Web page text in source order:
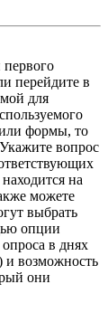
перейдите в
для
формы, то
вопрос
на
можете
выбрать
опции
в днях
и возможность
они